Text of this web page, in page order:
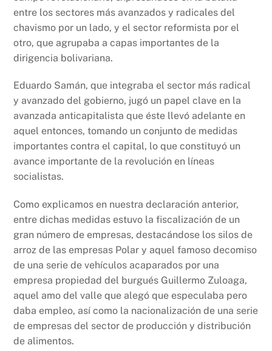
entre los sectores más avanzados y radicales del
chavismo por un lado, y el sector reformista por el
otro, que agrupaba a capas importantes de la
dirigencia bolivariana.
Eduardo Samán, que integraba el sector más radical
y avanzado del gobierno, jugó un papel clave en la
avanzada anticapitalista que éste llevó adelante en
aquel entonces, tomando un conjunto de medidas
importantes contra el capital, lo que constituyó un
avance importante de la revolución en líneas
socialistas.
Como explicamos en nuestra declaración anterior,
entre dichas medidas estuvo la fiscalización de un
gran número de empresas, destacándose los silos de
arroz de las empresas Polar y aquel famoso decomiso
de una serie de vehículos acaparados por una
empresa propiedad del burgués Guillermo Zuloaga,
aquel amo del valle que alegó que especulaba pero
daba empleo, así como la nacionalización de una serie
de empresas del sector de producción y distribución
de alimentos.